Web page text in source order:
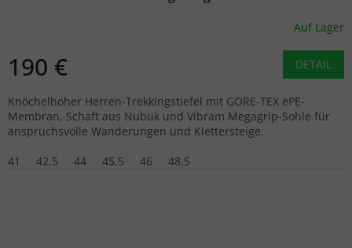
Auf Lager
190 € DETAIL
Knöchelhoher Herren-Trekkingstiefel mit GORE-TEX ePE-
Membran, Schaft aus Nubuk und Vibram Megagrip-Sohle für
anspruchsvolle Wanderungen und Klettersteige.
41
42,5 44 45,5 46 48,5